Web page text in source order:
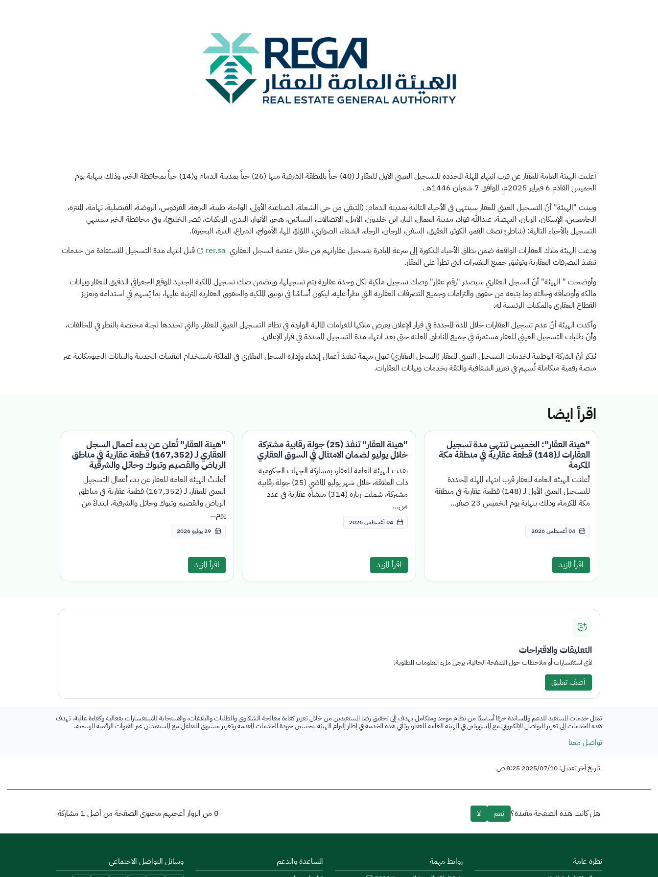
أعلنت الهيئة العامة للعقار عن قرب انتهاء المهلة المحددة للتسجيل العيني الأول للعقار لـ (40) حياً بالمنطقة الشرقية منها (26) حياً بمدينة الدمام و(14) حياً بمحافظة الخبر، وذلك بنهاية يوم
الخميس القادم 6 فبراير 2025م، الموافق 7 شعبان 1446هــ.
وبينت "الهيئة" أنّ التسجيل العيني للعقار سينتهي في الأحياء التالية بمدينة الدمام: (المتبقي من حي الشعلة، الصناعية الأولى، الواحة، طيبة، النزهة، الفردوس، الروضة، الفيصلية، تهامة، المنتزه،
الجامعيين، الإسكان، الريان، النهضة، عبدالله فؤاد، مدينة العمال، المنار، ابن خلدون، الأمل، الاتصالات، البساتين، هجر، الأنوار، الندى، المريكبات، قصر الخليج)، وفي محافظة الخبر سينتهي
التسجيل بالأحياء التالية: (شاطئ نصف القمر، الكوثر، العقيق، السفن، المرجان، الرجاء، الشفاء، الصواري، اللؤلؤ، المها، الأمواج، الشراع، الدرة، البحيرة).
ودعت الهيئة ملاك العقارات الواقعة ضمن نطاق الأحياء المذكورة إلى سرعة المبادرة بتسجيل عقاراتهم من خلال منصة السجل العقاري rer.sa
قبل انتهاء مدة التسجيل للاستفادة من خدمات
تنفيذ التصرفات العقارية وتوثيق جميع التغييرات التي تطرأ على العقار.
وأوضحت " الهيئة" أنّ السجل العقاري سيصدر "رقم عقار" وصك تسجيل ملكية لكل وحدة عقارية يتم تسجيلها، ويتضمن صك تسجيل الملكية الجديد الموقع الجغرافي الدقيق للعقار وبيانات
مالكه وأوصافه وحالته وما يتبعه من حقوق والتزامات وجميع التصرفات العقارية التي تطرأ عليه، ليكون أساسًا في توثيق الملكية والحقوق العقارية المترتبة عليها، بما يُسهم في استدامة وتعزيز
القطاع العقاري والممكنات الرئيسة له.
وأكدت الهيئة أنّ عدم تسجيل العقارات خلال المدة المحددة في قرار الإعلان يعرض ملاكها للغرامات المالية الواردة في نظام التسجيل العيني للعقار، والتي تحددها لجنة مختصة بالنظر في المخالفات،
وأنَ طلبات التسجيل العيني للعقار مستمرة في جميع المناطق المعلنة حتى بعد انتهاء مدة التسجيل المحددة في قرار الإعلان.
يُذكر أنّ الشركة الوطنية لخدمات التسجيل العيني للعقار (السجل العقاري) تتولى مهمة تنفيذ أعمال إنشاء وإدارة السجل العقاري في المملكة باستخدام التقنيات الحديثة والبيانات الجيومكانية عبر
منصة رقمية متكاملة تُسهم في تعزيز الشفافية والثقة بخدمات وبيانات العقارات.
اقرأ ايضا
"هيئة العقار": الخميس تنتهي مدة تسجيل
العقارات لـ(148) قطعة عقارية في منطقة مكة
المكرمة
أعلنت الهيئة العامة للعقار قرب انتهاء المهلة المحددة
للتسجيل العيني الأول لـ (148) قطعة عقارية في منطقة
مكة المكرمة، وذلك بنهاية يوم الخميس 23 صفر...
04 أغسطس 2026
اقرأ المزيد
"هيئة العقار" تنفذ (25) جولة رقابية مشتركة
خلال يوليو لضمان الامتثال في السوق العقاري
نفذت الهيئة العامة للعقار، بمشاركة الجهات الحكومية
ذات العلاقة، خلال شهر يوليو الماضي (25) جولة رقابية
مشتركة، شملت زيارة (314) منشأة عقارية في عدد
من...
04 أغسطس 2026
اقرأ المزيد
"هيئة العقار" تُعلن عن بدء أعمال السجل
العقاري لـ (167,352) قطعة عقارية في مناطق
الرياض والقصيم وتبوك وحائل والشرقية
أعلنتْ الهيئة العامة للعقار عن بدء أعمال التسجيل
العيني للعقار، لـ (167,352) قطعة عقارية في مناطق
الرياض والقصيم وتبوك وحائل والشرقية، ابتداءً من
يوم...
29 يوليو 2026
اقرأ المزيد
التعليقات والاقتراحات
لأي استفسارات أو ملاحظات حول الصفحة الحالية، يرجى ملء المعلومات المطلوبة.
أضف تعليق
تمثل خدمات المستفيد للدعم والمساندة جزءًا أساسيًا من نظام موحد ومتكامل يهدف إلى تحقيق رضا المستفيدين من خلال تعزيز كفاءة معالجة الشكاوى والطلبات والبلاغات، والاستجابة للاستفسارات بفعالية وكفاءة عالية. تهدف
هذه الخدمات إلى تعزيز التواصل الإلكتروني مع المسؤولين في الهيئة العامة للعقار، وتأتي هذه الخدمة في إطار إلتزام الهيئة بتحسين جودة الخدمات المقدمة وتعزيز مستوى التفاعل مع المستفيدين عبر القنوات الرقمية الرسمية.
تواصل معنا
تاريخ أخر تعديل: 2025/07/10 8:25 ص
هل كانت هذه الصفحة مفيدة؟ نعم لا 0 من الزوار أعجبهم محتوى الصفحة من أصل 1 مشاركة
نظرة عامة روابط مهمة المساعدة والدعم وسائل التواصل الاجتماعي